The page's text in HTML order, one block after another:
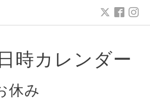
時カレンダー
休み